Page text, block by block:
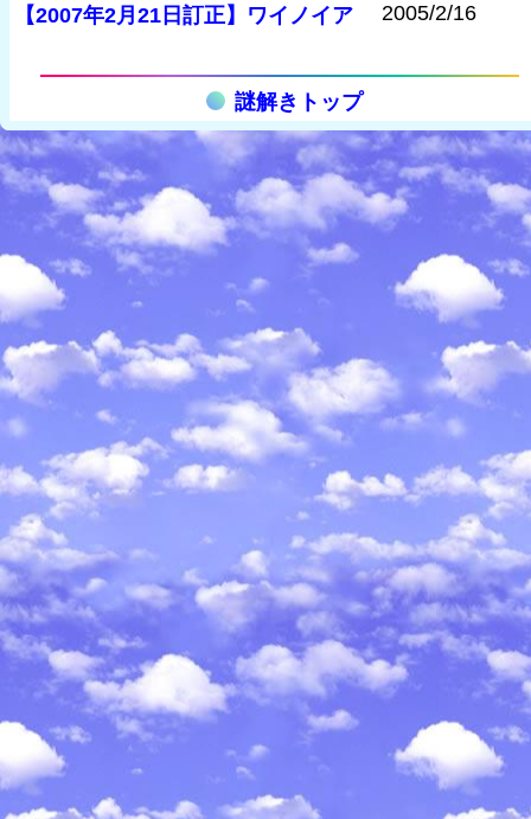
【2007年2月21日訂正】ワイノイア
2005/2/16
謎解きトップ